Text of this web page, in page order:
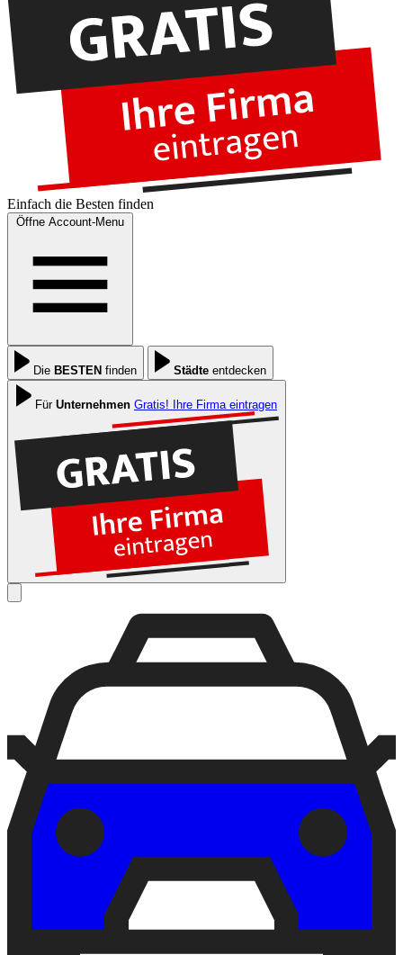
Einfach die Besten finden
Öffne Account-Menu
Die BESTEN finden Städte entdecken
Für Unternehmen Gratis! Ihre Firma eintragen